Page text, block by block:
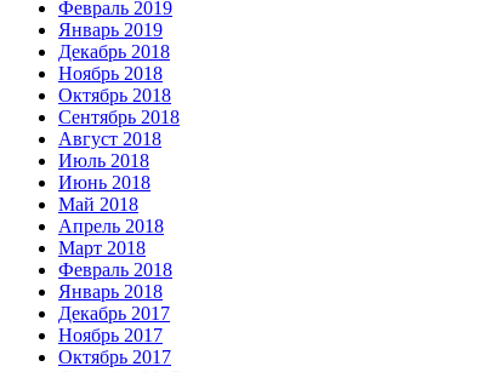
Февраль 2019
Январь 2019
Декабрь 2018
Ноябрь 2018
Октябрь 2018
Сентябрь 2018
Август 2018
Июль 2018
Июнь 2018
Май 2018
Апрель 2018
Март 2018
Февраль 2018
Январь 2018
Декабрь 2017
Ноябрь 2017
Октябрь 2017